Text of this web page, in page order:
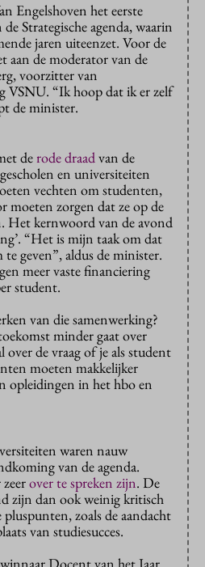
Engelshoven het eerste
Strategische agenda, waarin
jaren uiteenzet. Voor de
aan de moderator van de
voorzitter van
VSNU. “Ik hoop dat ik er zelf
de minister.
derode draadvan de
en universiteiten
vechten om studenten,
moeten zorgen dat ze op de
Het kernwoord van de avond
“Het is mijn taak om dat
geven”, aldus de minister.
meer vaste financiering
student.
van die samenwerking?
minder gaat over
de vraag of je als student
moeten makkelijker
opleidingen in het hbo en
waren nauw
van de agenda.
over te spreken zijn. De
zijn dan ook weinig kritisch
zoals de aandacht
van studiesucces.